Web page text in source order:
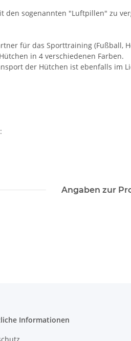
den sogenannten "Luftpillen" zu
für das Sporttraining (Fußball,
in 4 verschiedenen Farben.
der Hütchen ist ebenfalls im
Angaben zur
Informationen